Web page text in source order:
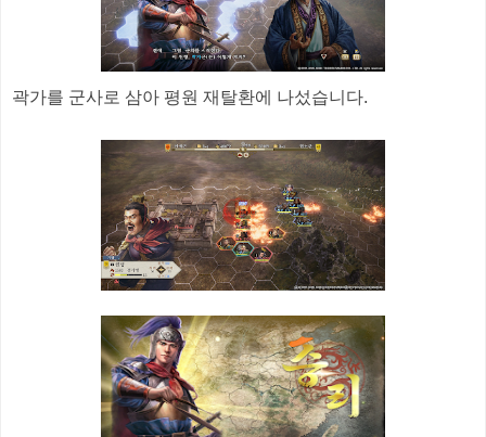
곽가를 군사로 삼아 평원 재탈환에 나섰습니다.